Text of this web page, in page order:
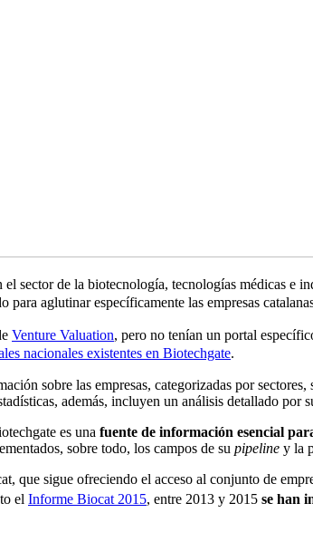
el sector de la biotecnología, tecnologías médicas e
para aglutinar específicamente las empresas
Venture Valuation, pero no tenían un portal
nacionales existentes en Biotechgate.
sobre las empresas, categorizadas por sectores,
además, incluyen un análisis detallado por
es una fuente de información esencial
sobre todo, los campos de su pipeline y la
que sigue ofreciendo el acceso al conjunto de
el Informe Biocat 2015, entre 2013 y 2015 se han